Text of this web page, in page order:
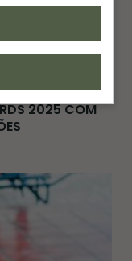
BRILHA NO
2025 COM